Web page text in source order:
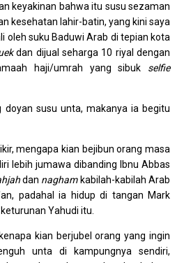
keyakinan bahwa itu susu sezaman
kesehatan lahir-batin, yang kini saya
oleh suku Baduwi Arab di tepian kota
dan dijual seharga 10 riyal dengan
haji/umrah yang sibuk selfie
doyan susu unta, makanya ia begitu
mengapa kian bejibun orang masa
lebih jumawa dibanding Ibnu Abbas
dan naghamkabilah-kabilah Arab
padahal ia hidup di tangan Mark
Yahudi itu.
kian berjubel orang yang ingin
unta di kampungnya sendiri,